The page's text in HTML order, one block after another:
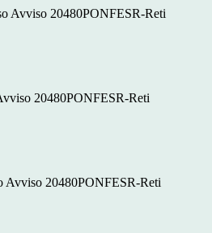
Avviso 20480PONFESR-Reti
20480PONFESR-Reti
20480PONFESR-Reti